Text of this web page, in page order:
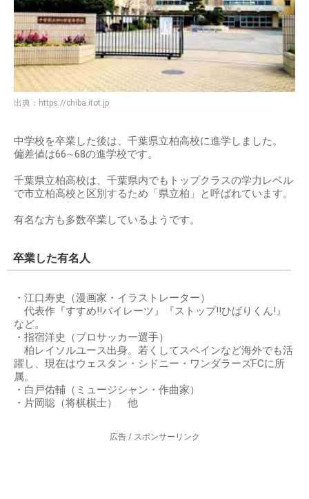
出典： https://chiba.itot.jp
中学校を卒業した後は、千葉県立柏高校に進学しました。
偏差値は66∼68の進学校です。
千葉県立柏高校は、千葉県内でもトップクラスの学力レベル
で市立柏高校と区別するため「県立柏」と呼ばれています。
有名な方も多数卒業しているようです。
卒業した有名人
・江口寿史（漫画家・イラストレーター）
代表作『すすめ!!パイレーツ』『ストップ!!ひばりくん!』
など。
・指宿洋史（プロサッカー選手）
柏レイソルユース出身。若くしてスペインなど海外でも活
躍し、現在はウェスタン・シドニー・ワンダラーズFCに所
属。
・白戸佑輔（ミュージシャン・作曲家）
・片岡聡（将棋棋士） 他
広告 / スポンサーリンク